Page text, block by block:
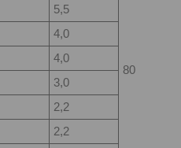
80
5,5
4,0
4,0
3,0
2,2
2,2